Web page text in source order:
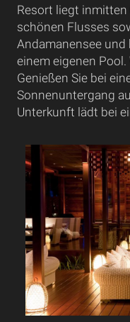
Resort liegt
schönen Flusses
Andamanensee
einem eigenen
Genießen Sie bei
Sonnenuntergang
Unterkunft lädt bei